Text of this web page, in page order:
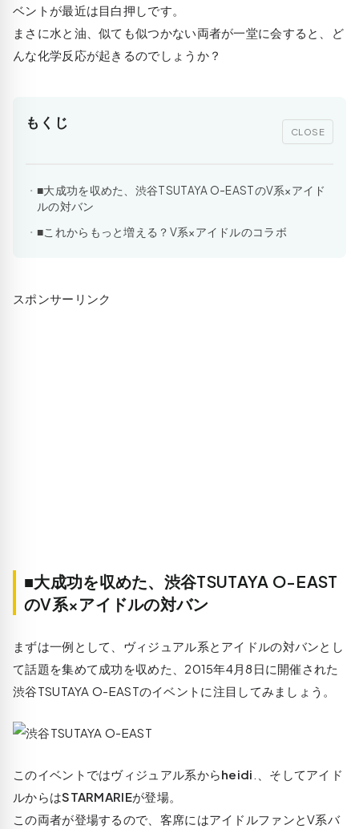
ベントが最近は目白押しです。
まさに水と油、似ても似つかない両者が一堂に会すると、ど
んな化学反応が起きるのでしょうか？
もくじ
CLOSE
■大成功を収めた、渋谷TSUTAYA O-EASTのV系×アイド
ルの対バン
■これからもっと増える？V系×アイドルのコラボ
スポンサーリンク
■大成功を収めた、渋谷TSUTAYA O-EAST
のV系×アイドルの対バン
まずは一例として、ヴィジュアル系とアイドルの対バンとし
て話題を集めて成功を収めた、2015年4月8日に開催された
渋谷TSUTAYA O-EASTのイベントに注目してみましょう。
このイベントではヴィジュアル系からheidi .、そしてアイド
ルからはSTARMARIEが登場。
この両者が登場するので、客席にはアイドルファンとV系バ